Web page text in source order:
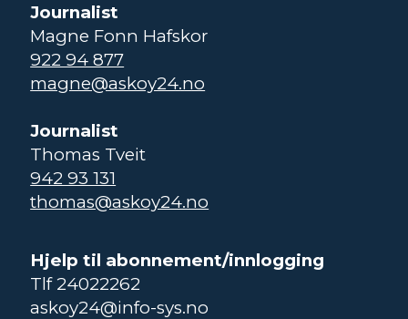
Journalist
Magne Fonn Hafskor
922 94 877
magne@askoy24.no
Journalist
Thomas Tveit
942 93 131
thomas@askoy24.no
Hjelp til abonnement/innlogging
Tlf 24022262
askoy24@info-sys.no